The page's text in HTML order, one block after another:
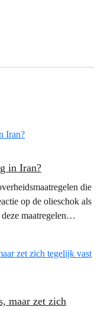
in Iran?
die
op de olieschok als
maatregelen
die aan de
maar zet zich